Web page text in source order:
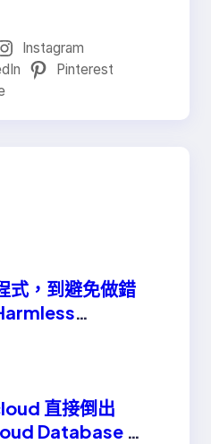
Instagram
Pinterest
式，到避免做錯
直接倒出
Database 資